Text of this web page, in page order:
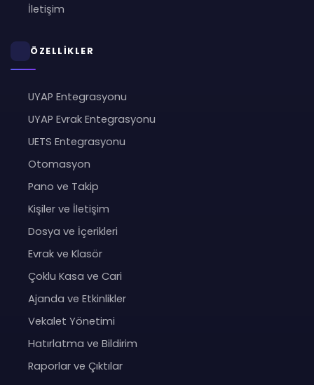
İletişim
ÖZELLİKLER
UYAP Entegrasyonu
UYAP Evrak Entegrasyonu
UETS Entegrasyonu
Otomasyon
Pano ve Takip
Kişiler ve İletişim
Dosya ve İçerikleri
Evrak ve Klasör
Çoklu Kasa ve Cari
Ajanda ve Etkinlikler
Vekalet Yönetimi
Hatırlatma ve Bildirim
Raporlar ve Çıktılar